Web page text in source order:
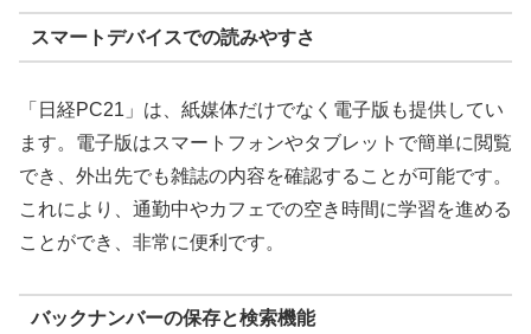
スマートデバイスでの読みやすさ
「日経PC21」は、紙媒体だけでなく電子版も提供してい
ます。電子版はスマートフォンやタブレットで簡単に閲覧
でき、外出先でも雑誌の内容を確認することが可能です。
これにより、通勤中やカフェでの空き時間に学習を進める
ことができ、非常に便利です。
バックナンバーの保存と検索機能